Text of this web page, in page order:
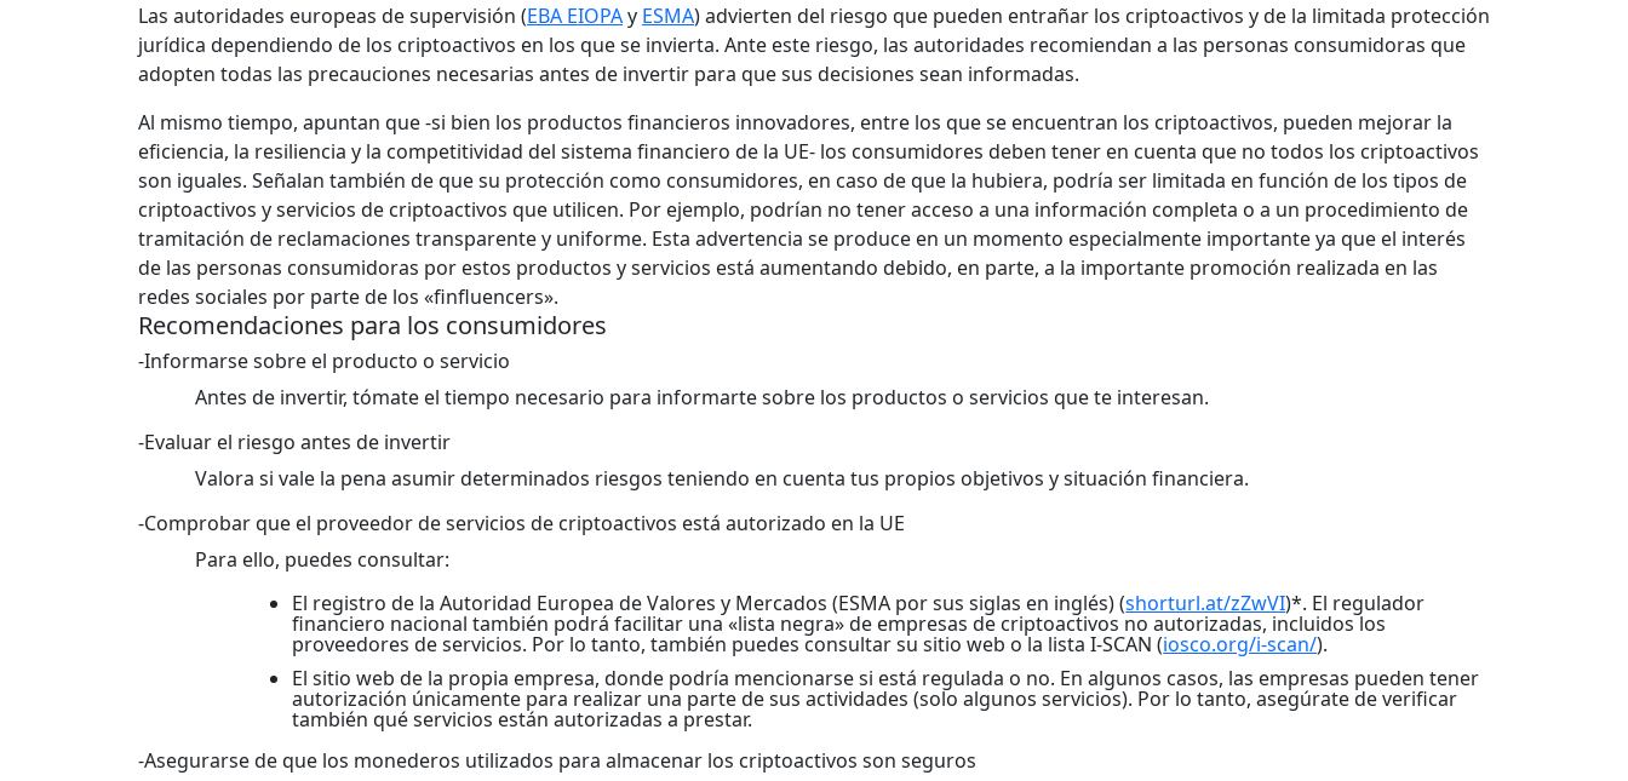
Las autoridades europeas de supervisión (EBA EIOPAy ESMA) advierten del riesgo que pueden entrañar los criptoactivos y de la limitada protección
jurídica dependiendo de los criptoactivos en los que se invierta. Ante este riesgo, las autoridades recomiendan a las personas consumidoras que
adopten todas las precauciones necesarias antes de invertir para que sus decisiones sean informadas.
Al mismo tiempo, apuntan que -si bien los productos financieros innovadores, entre los que se encuentran los criptoactivos, pueden mejorar la
eficiencia, la resiliencia y la competitividad del sistema financiero de la UE- los consumidores deben tener en cuenta que no todos los criptoactivos
son iguales. Señalan también de que su protección como consumidores, en caso de que la hubiera, podría ser limitada en función de los tipos de
criptoactivos y servicios de criptoactivos que utilicen. Por ejemplo, podrían no tener acceso a una información completa o a un procedimiento de
tramitación de reclamaciones transparente y uniforme. Esta advertencia se produce en un momento especialmente importante ya que el interés
de las personas consumidoras por estos productos y servicios está aumentando debido, en parte, a la importante promoción realizada en las
redes sociales por parte de los «finfluencers».
Recomendaciones para los consumidores
-Informarse sobre el producto o servicio
Antes de invertir, tómate el tiempo necesario para informarte sobre los productos o servicios que te interesan.
-Evaluar el riesgo antes de invertir
Valora si vale la pena asumir determinados riesgos teniendo en cuenta tus propios objetivos y situación financiera.
-Comprobar que el proveedor de servicios de criptoactivos está autorizado en la UE
Para ello, puedes consultar:
El registro de la Autoridad Europea de Valores y Mercados (ESMA por sus siglas en inglés) (shorturl.at/zZwVI)*. El regulador
financiero nacional también podrá facilitar una «lista negra» de empresas de criptoactivos no autorizadas, incluidos los
proveedores de servicios. Por lo tanto, también puedes consultar su sitio web o la lista I-SCAN (iosco.org/i-scan/).
El sitio web de la propia empresa, donde podría mencionarse si está regulada o no. En algunos casos, las empresas pueden tener
autorización únicamente para realizar una parte de sus actividades (solo algunos servicios). Por lo tanto, asegúrate de verificar
también qué servicios están autorizadas a prestar.
-Asegurarse de que los monederos utilizados para almacenar los criptoactivos son seguros